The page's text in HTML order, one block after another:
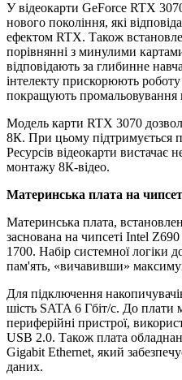
У відеокарти GeForce RTX
нового покоління, які
ефектом RTX. Також
порівнянні з минулими
відповідають за глибинне
інтелекту прискорюють
покращують промальовування
Модель карти RTX 3070
8К. При цьому підтримується
Ресурсів відеокарти вистачає
монтажу 8К-відео.
Материнська плата на
Материнська плата,
заснована на чипсеті Intel
1700. Набір системної логіки
пам'ять, «вичавивши»
Для підключення
шість SATA 6 Гбіт/с. До плати
периферійні пристрої,
USB 2.0. Також плата
Gigabit Ethernet, який
даних.